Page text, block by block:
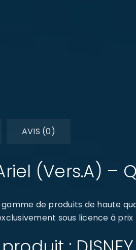
AVIS (0)
(Vers.A) –
de produits de haute
sous licence à